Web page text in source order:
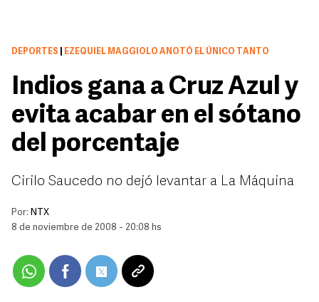
DEPORTES EZEQUIEL MAGGIOLO ANOTÓ EL ÚNICO TANTO
Indios gana a Cruz Azul y
evita acabar en el sótano
del porcentaje
Cirilo Saucedo no dejó levantar a La Máquina
Por: NTX
8 de noviembre de 2008 - 20:08 hs